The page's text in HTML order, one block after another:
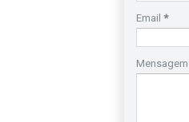
Email *
Mensagem